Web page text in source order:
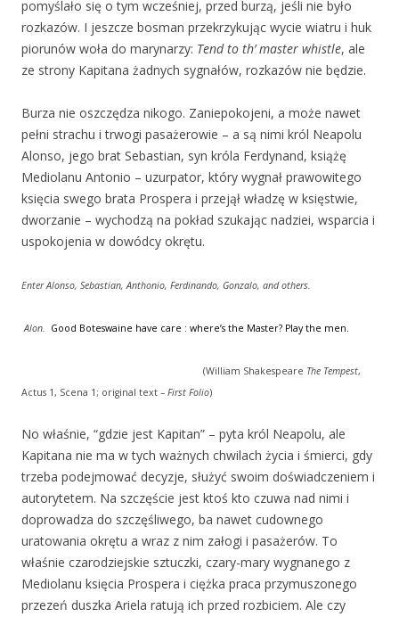
pomyślało się o tym wcześniej, przed burzą, jeśli nie było
rozkazów. I jeszcze bosman przekrzykując wycie wiatru i huk
piorunów woła do marynarzy: Tend to th’ master whistle, ale
ze strony Kapitana żadnych sygnałów, rozkazów nie będzie.
Burza nie oszczędza nikogo. Zaniepokojeni, a może nawet
pełni strachu i trwogi pasażerowie – a są nimi król Neapolu
Alonso, jego brat Sebastian, syn króla Ferdynand, książę
Mediolanu Antonio – uzurpator, który wygnał prawowitego
księcia swego brata Prospera i przejął władzę w księstwie,
dworzanie – wychodzą na pokład szukając nadziei, wsparcia i
uspokojenia w dowódcy okrętu.
Enter Alonso, Sebastian, Anthonio, Ferdinando, Gonzalo, and others.
Alon. Good Boteswaine have care : where’s the Master? Play the men.
(William Shakespeare The Tempest,
Actus 1, Scena 1; original text – First Folio)
No właśnie, “gdzie jest Kapitan” – pyta król Neapolu, ale
Kapitana nie ma w tych ważnych chwilach życia i śmierci, gdy
trzeba podejmować decyzje, służyć swoim doświadczeniem i
autorytetem. Na szczęście jest ktoś kto czuwa nad nimi i
doprowadza do szczęśliwego, ba nawet cudownego
uratowania okrętu a wraz z nim załogi i pasażerów. To
właśnie czarodziejskie sztuczki, czary-mary wygnanego z
Mediolanu księcia Prospera i ciężka praca przymuszonego
przezeń duszka Ariela ratują ich przed rozbiciem. Ale czy